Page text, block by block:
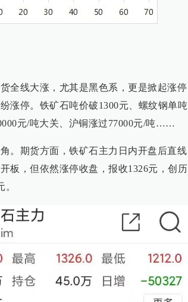
全线大涨，尤其是黑色系，更是掀起涨停
涨停。铁矿石吨价破1300元、螺纹钢单吨
元/吨大关、沪铜涨过77000元/吨……
。期货方面，铁矿石主力日内开盘后直线
板，但依然涨停收盘，报收1326元，创历